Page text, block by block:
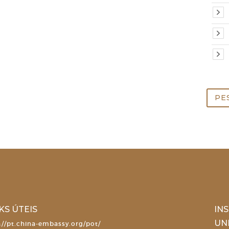
por:
ÚTEIS
pt.china-embassy.org/pot/